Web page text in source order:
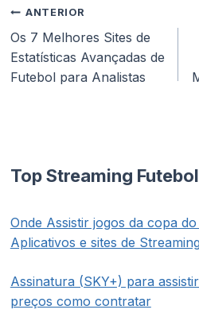
Navegação
de
Post
ANTERIOR
Os 7 Melhores Sites de
Estatísticas Avançadas de
Futebol para Analistas
Top Streaming Futebol
Onde Assistir jogos da copa
Aplicativos e sites de
Assinatura (SKY+) para
preços como contratar